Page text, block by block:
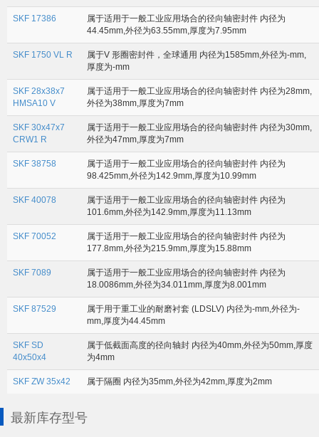
SKF 17386
属于适用于一般工业应用场合的径向轴密封件 内径为
44.45mm,外径为63.55mm,厚度为7.95mm
SKF 1750 VL R
属于V 形圈密封件，全球通用 内径为1585mm,外径为-mm,
厚度为-mm
SKF 28x38x7
HMSA10 V
属于适用于一般工业应用场合的径向轴密封件 内径为28mm,
外径为38mm,厚度为7mm
SKF 30x47x7
CRW1 R
属于适用于一般工业应用场合的径向轴密封件 内径为30mm,
外径为47mm,厚度为7mm
SKF 38758
属于适用于一般工业应用场合的径向轴密封件 内径为
98.425mm,外径为142.9mm,厚度为10.99mm
SKF 40078
属于适用于一般工业应用场合的径向轴密封件 内径为
101.6mm,外径为142.9mm,厚度为11.13mm
SKF 70052
属于适用于一般工业应用场合的径向轴密封件 内径为
177.8mm,外径为215.9mm,厚度为15.88mm
SKF 7089
属于适用于一般工业应用场合的径向轴密封件 内径为
18.0086mm,外径为34.011mm,厚度为8.001mm
SKF 87529
属于用于重工业的耐磨衬套 (LDSLV) 内径为-mm,外径为-
mm,厚度为44.45mm
SKF SD
40x50x4
属于低截面高度的径向轴封 内径为40mm,外径为50mm,厚度
为4mm
SKF ZW 35x42 属于隔圈 内径为35mm,外径为42mm,厚度为2mm
最新库存型号